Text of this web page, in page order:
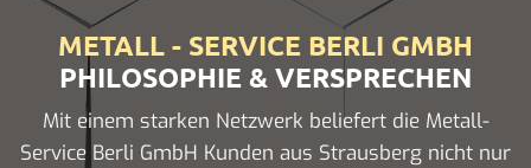
METALL - SERVICE BERLI GMBH
PHILOSOPHIE & VERSPRECHEN
Mit einem starken Netzwerk beliefert die Metall-
Service Berli GmbH Kunden aus Strausberg nicht nur